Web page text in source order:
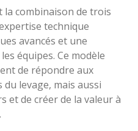
la combinaison de trois
technique
avancés et une
équipes. Ce modèle
de répondre aux
levage, mais aussi
et de créer de la valeur à